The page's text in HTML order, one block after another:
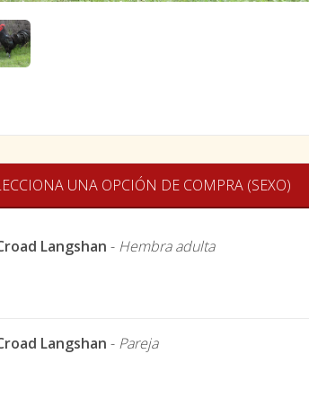
UNA OPCIÓN DE COMPRA (SEXO)
Langshan - Hembra adulta
Langshan - Pareja